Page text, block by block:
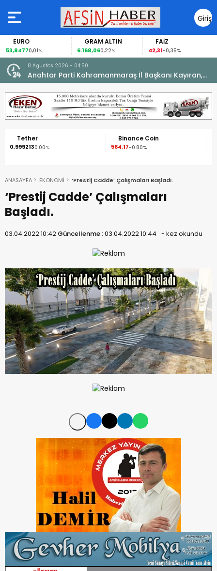
Giriş
Yap
0,01%
GRAM ALTIN
6.168,06 0,22%
FAİZ
-0,35%
8 Ağustos 2026 - 04:50
Anahtar Parti Kahramanmaraş İl Başkanı Kayıran,
Afşin Teşkilatı ile buluştu.
0.00%
Binance Coin
-0.80% -2.50%
ANASAYFA EKONOMİ ‘Prestij Cadde’ Çalışmaları Başladı.
‘Prestij Cadde’ Çalışmaları
Başladı.
03.04.2022 10:42 Güncellenme :03.04.2022 10:44 - kez okundu